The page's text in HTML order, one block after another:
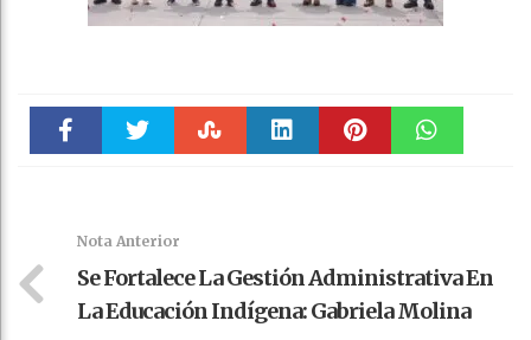
Nota Anterior
Se Fortalece La Gestión Administrativa En
La Educación Indígena: Gabriela Molina